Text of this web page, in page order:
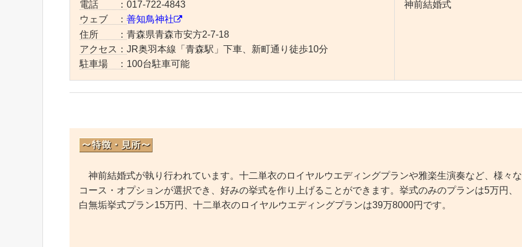
電話 ： 017-722-4843
ウェブ ： 善知鳥神社
住所 ： 青森県青森市安方2-7-18
アクセス： JR奥羽本線「青森駅」下車、新町通り徒歩10分
駐車場 ： 100台駐車可能
神前結婚式
神前結婚式が執り行われています。十二単衣のロイヤルウエディングプランや雅楽生演奏など、様々な
コース・オプションが選択でき、好みの挙式を作り上げることができます。挙式のみのプランは5万円、
白無垢挙式プラン15万円、十二単衣のロイヤルウエディングプランは39万8000円です。